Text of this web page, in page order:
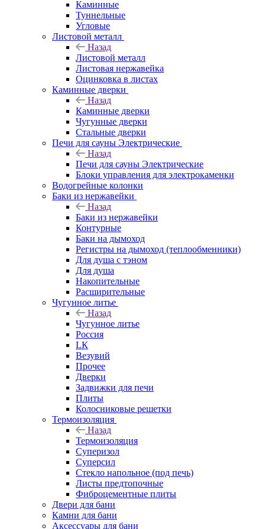
Каминные
Туннельные
Угловые
Листовой металл
Назад
Листовой металл
Листовая нержавейка
Оцинковка в листах
Каминные дверки
Назад
Каминные дверки
Чугунные дверки
Стальные дверки
Печи для сауны Электрические
Назад
Печи для сауны Электрические
Блоки управления для электрокаменки
Водогрейные колонки
Баки из нержавейки
Назад
Баки из нержавейки
Контурные
Баки на дымоход
Регистры на дымоход (теплообменники)
Для душа с тэном
Для душа
Накопительные
Расширительные
Чугунное литье
Назад
Чугунное литье
Россия
LК
Везувий
Прочее
Дверки
Задвижки для печи
Плиты
Колосниковые решетки
Термоизоляция
Назад
Термоизоляция
Суперизол
Суперсил
Стекло напольное (под печь)
Листы предтопочные
Фиброцементные плиты
Двери для бани
Камни для бани
Аксессуары для бани